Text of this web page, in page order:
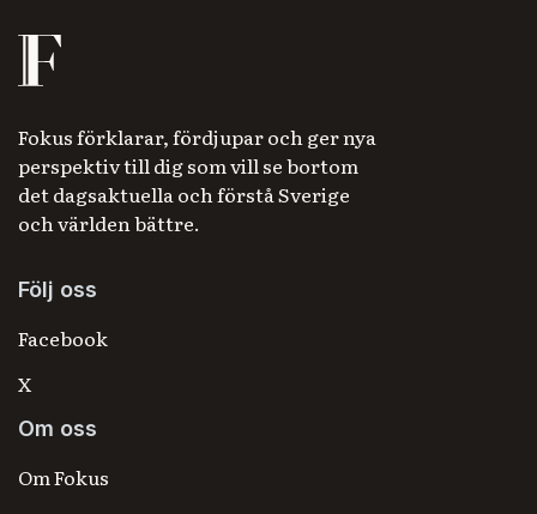
Fokus förklarar, fördjupar och ger nya
perspektiv till dig som vill se bortom
det dagsaktuella och förstå Sverige
och världen bättre.
Följ oss
Facebook
X
Om oss
Om Fokus